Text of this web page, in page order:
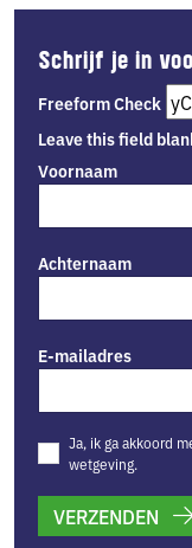
Schrijf je in
Freeform Check
Leave this field
Voornaam
Achternaam
E-mailadres
Ja, ik ga akkoord
wetgeving.
VERZENDEN